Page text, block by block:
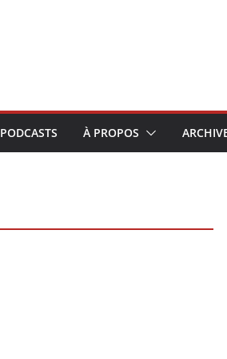
PODCASTS À PROPOS